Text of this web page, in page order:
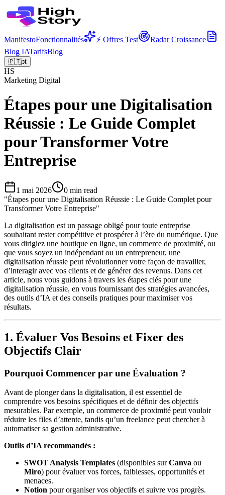
ManifestoFonctionnalités ⚡ Offres Test
Radar Croissance
Blog IATarifsBlog
🇵🇹pt
HS
Marketing Digital
Étapes pour une Digitalisation
Réussie : Le Guide Complet
pour Transformer Votre
Entreprise
1 mai 2026 0 min read
"Étapes pour une Digitalisation Réussie : Le Guide Complet pour
Transformer Votre Entreprise"
La digitalisation est un passage obligé pour toute entreprise
souhaitant rester compétitive et prospérer à l’ère du numérique. Que
vous dirigiez une boutique en ligne, un commerce de proximité, ou
que vous soyez un indépendant ou un entrepreneur, une
digitalisation réussie peut révolutionner votre façon de travailler,
d’interagir avec vos clients et de générer des revenus. Dans cet
article, nous vous guidons à travers les étapes clés pour une
digitalisation réussie, en vous fournissant des stratégies avancées,
des outils d’IA et des conseils pratiques pour maximiser vos
résultats.
1. Évaluer Vos Besoins et Fixer des
Objectifs Clair
Pourquoi Commencer par une Évaluation ?
Avant de plonger dans la digitalisation, il est essentiel de
comprendre vos besoins spécifiques et de définir des objectifs
mesurables. Par exemple, un commerce de proximité peut vouloir
réduire les files d’attente, tandis qu’un freelance peut chercher à
automatiser sa gestion administrative.
Outils d’IA recommandés :
SWOT Analysis Templates (disponibles surCanva ou
Miro) pour évaluer vos forces, faiblesses, opportunités et
menaces.
Notion pour organiser vos objectifs et suivre vos progrès.